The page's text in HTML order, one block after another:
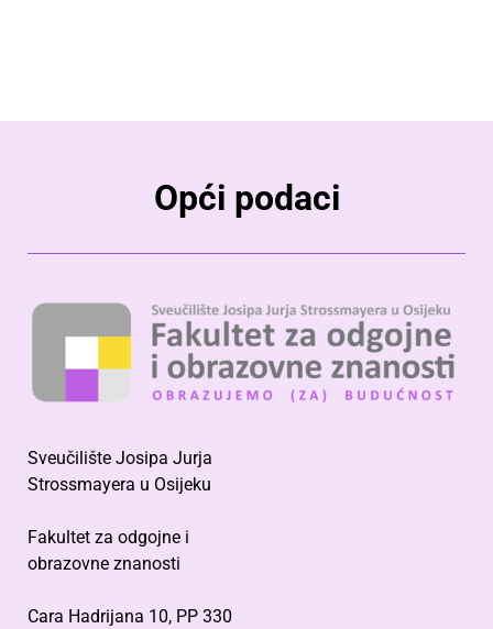
Opći podaci
Sveučilište Josipa Jurja
Strossmayera u Osijeku
Fakultet za odgojne i
obrazovne znanosti
Cara Hadrijana 10, PP 330